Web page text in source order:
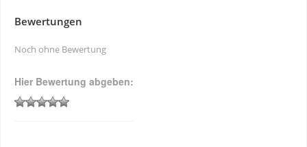
Bewertungen
Noch ohne Bewertung
Hier Bewertung abgeben: